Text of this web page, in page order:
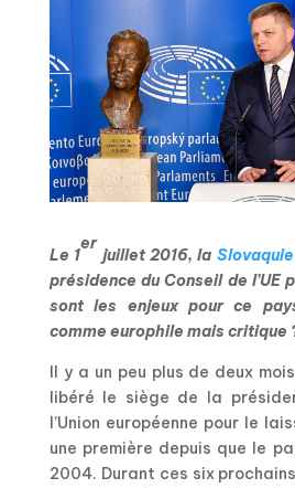
Le 1
er
juillet 2016, la
présidence du Conseil de l’UE
sont les enjeux pour ce
comme europhile mais critique
Il y a un peu plus de deux
libéré le siège de la
l’Union européenne pour le
une première depuis que le
2004. Durant ces six